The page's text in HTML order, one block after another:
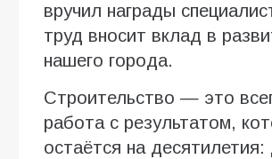
вручил награды
труд вносит вклад в
нашего города.
Строительство — это
работа с результатом,
остаётся на